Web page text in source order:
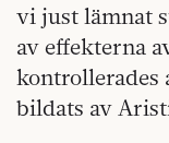
vi just lämnat
av effekterna
kontrollerades
bildats av